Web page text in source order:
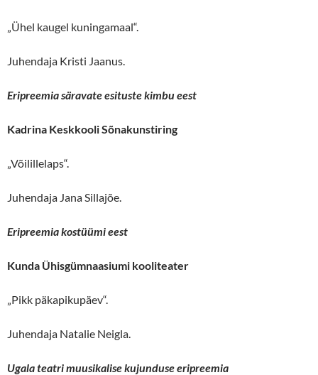
„Ühel kaugel kuningamaal“.
Juhendaja Kristi Jaanus.
Eripreemia säravate esituste kimbu eest
Kadrina Keskkooli Sõnakunstiring
„Võilillelaps“.
Juhendaja Jana Sillajõe.
Eripreemia kostüümi eest
Kunda Ühisgümnaasiumi kooliteater
„Pikk päkapikupäev“.
Juhendaja Natalie Neigla.
Ugala teatri muusikalise kujunduse eripreemia